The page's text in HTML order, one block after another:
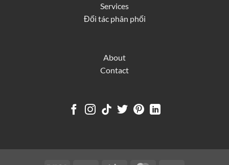
Services
Đối tác phân phối
About
Contact